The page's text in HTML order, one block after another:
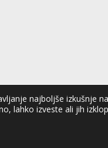
najboljše izkušnje
lahko izveste ali jih